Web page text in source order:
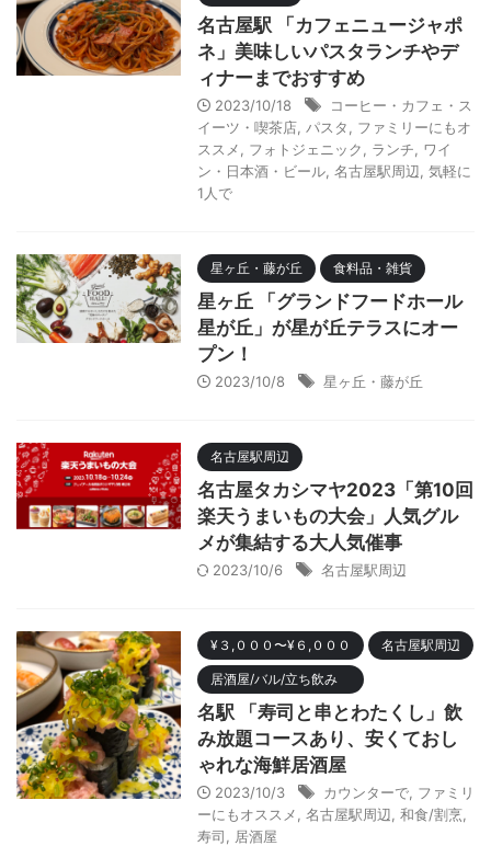
名古屋駅 「カフェニュージャポ
ネ」美味しいパスタランチやデ
ィナーまでおすすめ
2023/10/18
コーヒー・カフェ・ス
イーツ・喫茶店 パスタ
ファミリーにもオ
ススメ
フォトジェニック ランチ
ワイ
ン・日本酒・ビール 名古屋駅周辺 気軽に
1人で
星ヶ丘・藤が丘 食料品・雑貨
星ヶ丘 「グランドフードホール
星が丘」が星が丘テラスにオー
プン！
2023/10/8 星ヶ丘・藤が丘
名古屋駅周辺
名古屋タカシマヤ2023「第10回
楽天うまいもの大会」人気グル
メが集結する大人気催事
2023/10/6 名古屋駅周辺
¥３,０００〜¥６,０００ 名古屋駅周辺
居酒屋/バル/立ち飲み
名駅 「寿司と串とわたくし」飲
み放題コースあり、安くておし
ゃれな海鮮居酒屋
2023/10/3 カウンターで ファミリ
ーにもオススメ
名古屋駅周辺 和食/割烹
寿司
居酒屋